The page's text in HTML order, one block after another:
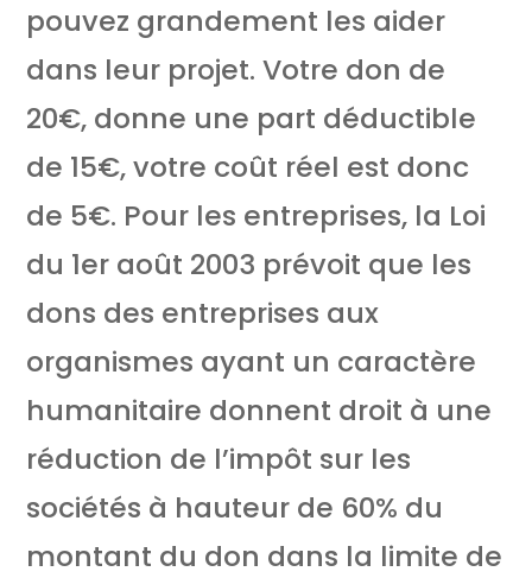
pouvez grandement les aider
dans leur projet. Votre don de
20€, donne une part déductible
de 15€, votre coût réel est donc
de 5€. Pour les entreprises, la Loi
du 1er août 2003 prévoit que les
dons des entreprises aux
organismes ayant un caractère
humanitaire donnent droit à une
réduction de l’impôt sur les
sociétés à hauteur de 60% du
montant du don dans la limite de